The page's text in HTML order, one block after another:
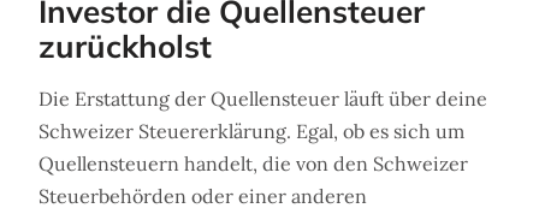
Investor die Quellensteuer
zurückholst
Die Erstattung der Quellensteuer läuft über deine
Schweizer Steuererklärung. Egal, ob es sich um
Quellensteuern handelt, die von den Schweizer
Steuerbehörden oder einer anderen